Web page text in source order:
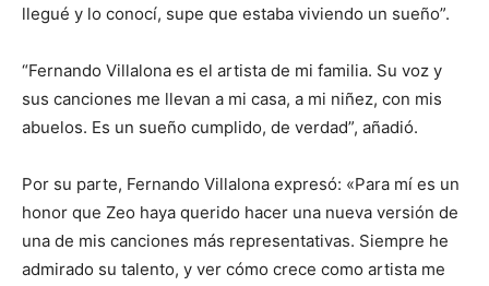
llegué y lo conocí, supe que estaba viviendo un sueño”.
“Fernando Villalona es el artista de mi familia. Su voz y
sus canciones me llevan a mi casa, a mi niñez, con mis
abuelos. Es un sueño cumplido, de verdad”, añadió.
Por su parte, Fernando Villalona expresó: «Para mí es un
honor que Zeo haya querido hacer una nueva versión de
una de mis canciones más representativas. Siempre he
admirado su talento, y ver cómo crece como artista me